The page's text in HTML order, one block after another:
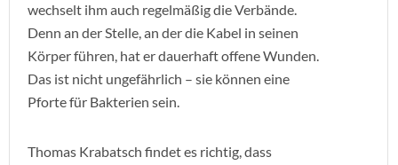
wechselt ihm auch regelmäßig die Verbände.
Denn an der Stelle, an der die Kabel in seinen
Körper führen, hat er dauerhaft offene Wunden.
Das ist nicht ungefährlich – sie können eine
Pforte für Bakterien sein.
Thomas Krabatsch findet es richtig, dass